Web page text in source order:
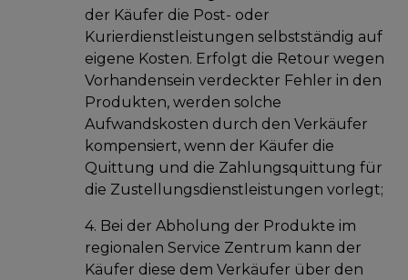
der Käufer die Post- oder
Kurierdienstleistungen selbstständig auf
eigene Kosten. Erfolgt die Retour wegen
Vorhandensein verdeckter Fehler in den
Produkten, werden solche
Aufwandskosten durch den Verkäufer
kompensiert, wenn der Käufer die
Quittung und die Zahlungsquittung für
die Zustellungsdienstleistungen vorlegt;
4. Bei der Abholung der Produkte im
regionalen Service Zentrum kann der
Käufer diese dem Verkäufer über den